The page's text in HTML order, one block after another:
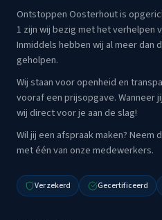
Ontstoppen Oosterhout is
1 zijn wij bezig met het verhelpen
Inmiddels hebben wij al meer dan
geholpen.
Wij staan voor openheid en
vooraf een prijsopgave. Wanneer
wij direct voor je aan de slag!
Wil jij een afspraak maken? Neem
met één van onze medewerkers.
Verzekerd Gecertificeerd